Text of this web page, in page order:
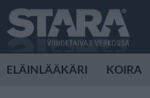
ELÄINLÄÄKÄRI KOIRA